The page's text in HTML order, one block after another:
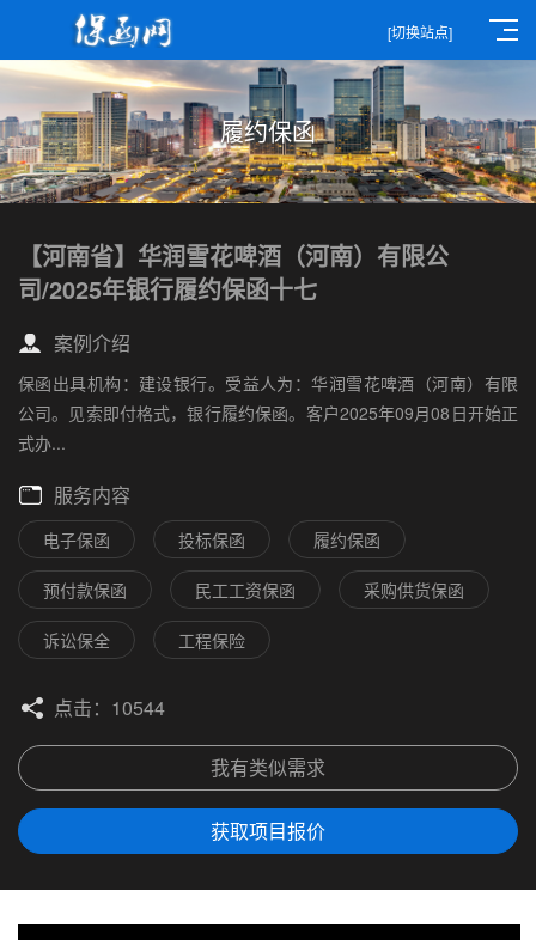
[切换站点]
履约保函
【河南省】华润雪花啤酒（河南）有限公
司/2025年银行履约保函十七
案例介绍
保函出具机构：建设银行。受益人为：华润雪花啤酒（河南）有限
公司。见索即付格式，银行履约保函。客户2025年09月08日开始正
式办...
服务内容
电子保函 投标保函 履约保函
预付款保函 民工工资保函 采购供货保函
诉讼保全 工程保险
点击：10544
我有类似需求
获取项目报价